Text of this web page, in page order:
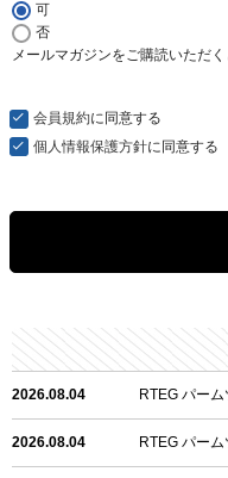
須
可
否
メールマガジンをご購読いただ
会員規約に同意する
個人情報保護方針に同意する
2026.08.04 RTEG パー
2026.08.04 RTEG パー